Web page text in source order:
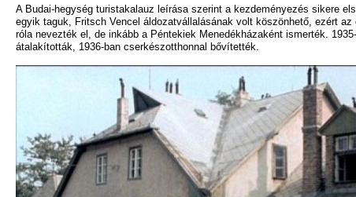
A Budai-hegység turistakalauz leírása szerint a kezdeményezés sikere
egyik taguk, Fritsch Vencel áldozatvállalásának volt köszönhető, ezért az
róla nevezték el, de inkább a Péntekiek Menedékházaként ismerték.
átalakították, 1936-ban cserkészotthonnal bővítették.